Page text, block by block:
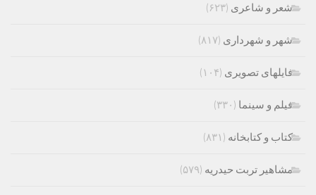
شعر و شاعری (۶۲۳)
شهر و شهرداری (۸۱۷)
فایلهای تصویری (۱۰۴)
فیلم و سینما (۳۳۰)
کتاب و کتابخانه (۸۳۱)
مشاهیر تربت حیدریه (۵۷۹)